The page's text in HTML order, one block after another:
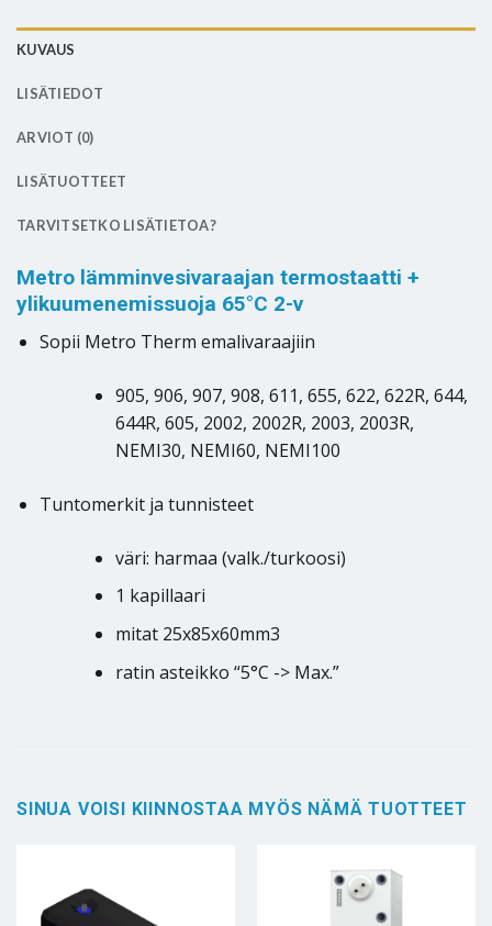
KUVAUS
LISÄTIEDOT
ARVIOT (0)
LISÄTUOTTEET
TARVITSETKO LISÄTIETOA?
Metro lämminvesivaraajan termostaatti +
ylikuumenemissuoja 65°C 2-v
Sopii Metro Therm emalivaraajiin
905, 906, 907, 908, 611, 655, 622, 622R, 644,
644R, 605, 2002, 2002R, 2003, 2003R,
NEMI30, NEMI60, NEMI100
Tuntomerkit ja tunnisteet
väri: harmaa (valk./turkoosi)
1 kapillaari
mitat 25x85x60mm3
ratin asteikko “5°C -> Max.”
SINUA VOISI KIINNOSTAA MYÖS NÄMÄ TUOTTEET